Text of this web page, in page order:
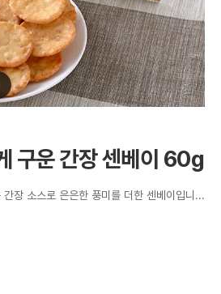
구운 간장 센베이 60g
얇고 바삭한 생지에 부드러운 간장 소스로 은은한 풍미를 더한 센베이입니다.